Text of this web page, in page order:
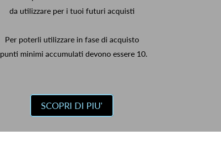
da utilizzare per i tuoi futuri acquisti
Per poterli utilizzare in fase di acquisto
minimi accumulati devono essere 10.
SCOPRI DI PIU'